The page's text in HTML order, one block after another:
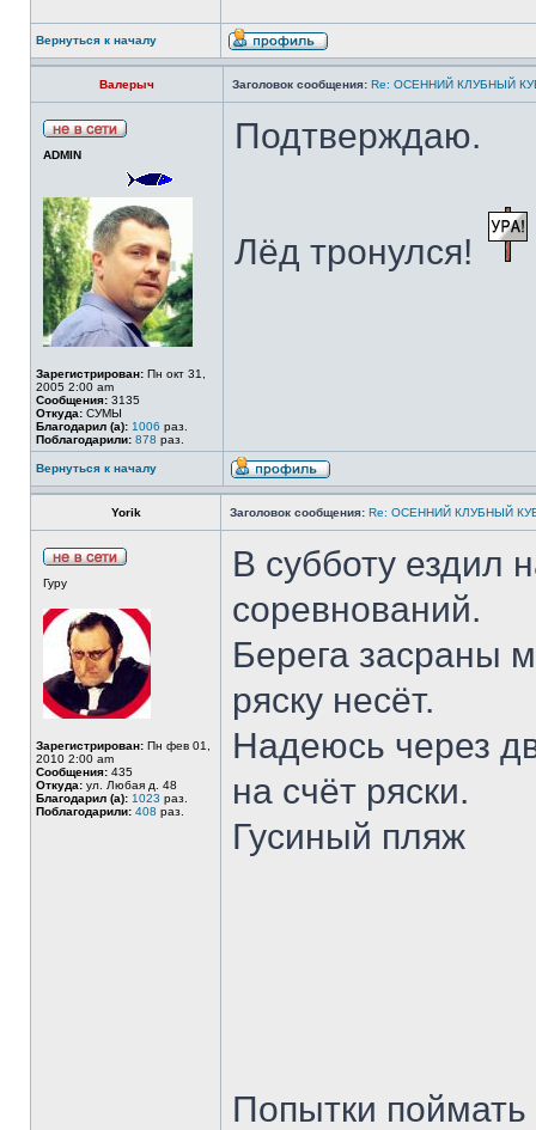
Вернуться к началу
Валерыч Заголовок сообщения: Re: ОСЕННИЙ КЛУБНЫЙ
ADMIN
Зарегистрирован: Пн окт 31,
2005 2:00 am
Сообщения: 3135
Откуда: СУМЫ
Благодарил (а): 1006 раз.
Поблагодарили: 878 раз.
Подтверждаю.
Лёд тронулся!
Вернуться к началу
Yorik Заголовок сообщения: Re: ОСЕННИЙ КЛУБНЫЙ
Гуру
Зарегистрирован: Пн фев 01,
2010 2:00 am
Сообщения: 435
Откуда: ул. Любая д. 48
Благодарил (а): 1023 раз.
Поблагодарили: 408 раз.
В субботу ездил
соревнований.
Берега засраны
ряску несёт.
Надеюсь через
на счёт ряски.
Гусиный пляж
Попытки поймать